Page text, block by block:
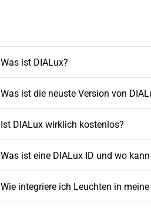
Was ist DIALux?
Was ist die neuste Version von
Ist DIALux wirklich kostenlos?
Was ist eine DIALux ID und wo
Wie integriere ich Leuchten in